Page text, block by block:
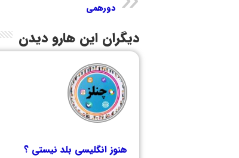
دورهمی
دیگران این هارو دیدن
هنوز انگلیسی بلد نیستی ؟